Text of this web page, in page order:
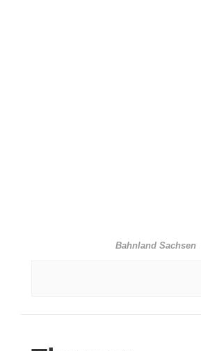
Bahnland Sachsen